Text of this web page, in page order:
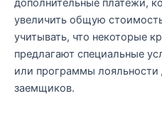
дополнительные платежи,
увеличить общую
учитывать, что некоторые
предлагают специальные
или программы лояльности
заемщиков.